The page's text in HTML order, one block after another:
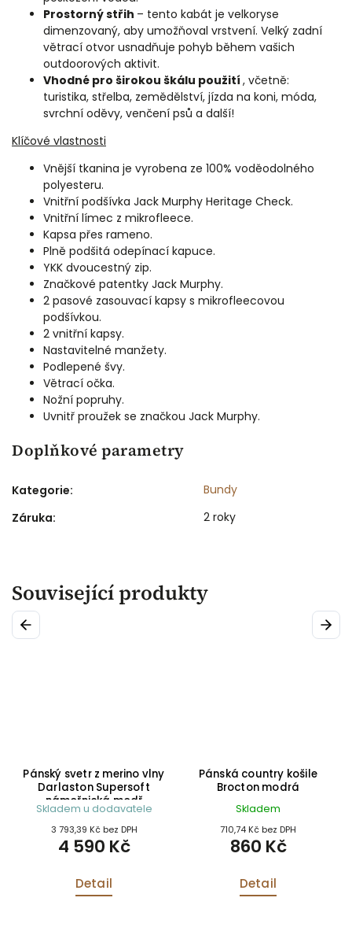
Prostorný střih – tento kabát je velkoryse
dimenzovaný, aby umožňoval vrstvení. Velký zadní
větrací otvor usnadňuje pohyb během vašich
outdoorových aktivit.
Vhodné pro širokou škálu použití , včetně:
turistika, střelba, zemědělství, jízda na koni, móda,
svrchní oděvy, venčení psů a další!
Klíčové vlastnosti
Vnější tkanina je vyrobena ze 100% voděodolného
polyesteru.
Vnitřní podšívka Jack Murphy Heritage Check.
Vnitřní límec z mikrofleece.
Kapsa přes rameno.
Plně podšitá odepínací kapuce.
YKK dvoucestný zip.
Značkové patentky Jack Murphy.
2 pasové zasouvací kapsy s mikrofleecovou
podšívkou.
2 vnitřní kapsy.
Nastavitelné manžety.
Podlepené švy.
Větrací očka.
Nožní popruhy.
Uvnitř proužek se značkou Jack Murphy.
Doplňkové parametry
Kategorie:
Bundy
Záruka: 2 roky
Související produkty
Previous
Pánský svetr z merino vlny
Darlaston Supersoft
námořnická modř
Skladem u dodavatele
3 793,39 Kč bez DPH
4 590 Kč
Detail
Pánská country košile
Brocton modrá
Skladem
710,74 Kč bez DPH
860 Kč
Detail
Next